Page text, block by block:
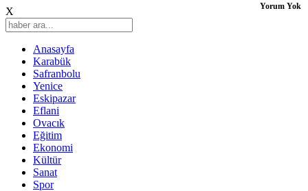
X
Anasayfa
Karabük
Safranbolu
Yenice
Eskipazar
Eflani
Ovacık
Eğitim
Ekonomi
Kültür
Sanat
Spor
Yorum Yok